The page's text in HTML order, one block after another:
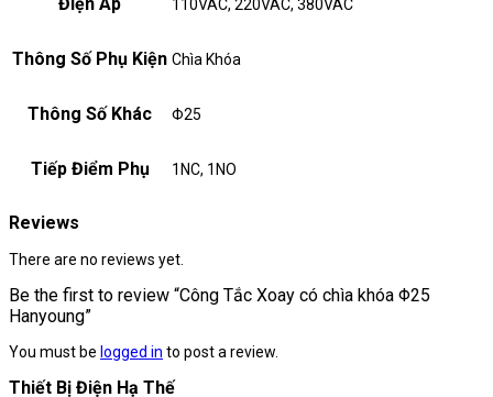
110VAC, 220VAC, 380VAC
Thông Số Phụ Kiện Chìa Khóa
Thông Số Khác Φ25
Tiếp Điểm Phụ 1NC, 1NO
Reviews
There are no reviews yet.
Be the first to review “Công Tắc Xoay có chìa khóa Φ25
Hanyoung”
You must be logged in to post a review.
Thiết Bị Điện Hạ Thế